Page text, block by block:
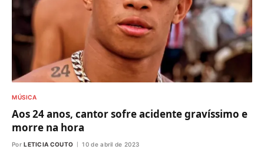
MÚSICA
Aos 24 anos, cantor sofre acidente gravíssimo e
morre na hora
Por LETICIA COUTO 10 de abril de 2023